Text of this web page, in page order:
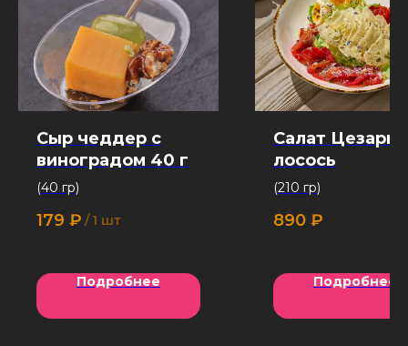
Сыр чеддер с
виноградом 40 г
(40 гр)
179 ₽ / 1 шт
Подробнее
Салат Цезарь
лосось
(210 гр)
890 ₽
Подробнее